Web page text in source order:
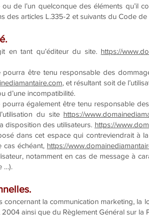
de l’un quelconque des éléments qu’il
des articles L.335-2 et suivants du Code de
en tant qu’éditeur du site. https://
pourra être tenu responsable des
, et résultant soit de
d’une incompatibilité.
pourra également être tenu responsable
du site https://
disposition des utilisateurs. https://
dans cet espace qui contreviendrait à
cas échéant, https://
notamment en cas de message à
…).
la communication marketing, la
ainsi que du Règlement Général sur la